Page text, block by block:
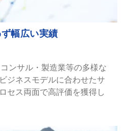
幅広い実績
ンサル・製造業等の多様な
ジネスモデルに合わせたサ
セス両面で高評価を獲得し